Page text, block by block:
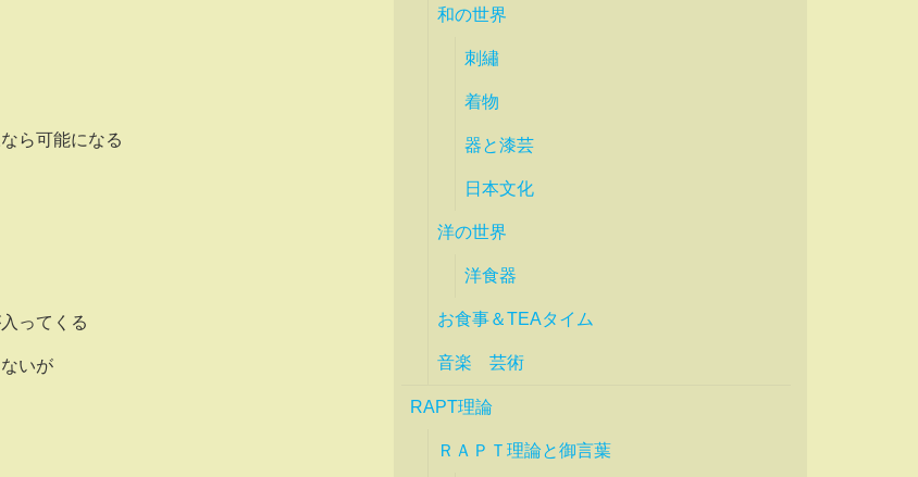
ら可能になる
入ってくる
いが
和の世界
刺繡
着物
器と漆芸
日本文化
洋の世界
洋食器
お食事＆TEAタイム
音楽 芸術
RAPT理論
ＲＡＰＴ理論と御言葉